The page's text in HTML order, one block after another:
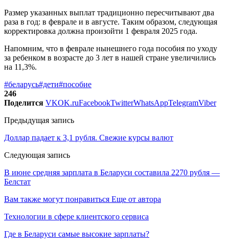
Размер указанных выплат традиционно пересчитывают два
раза в год: в феврале и в августе. Таким образом, следующая
корректировка должна произойти 1 февраля 2025 года.
Напомним, что в феврале нынешнего года пособия по уходу
за ребенком в возрасте до 3 лет в нашей стране увеличились
на 11,3%.
#беларусь#дети#пособие
246
Поделится VKOK.ruFacebookTwitterWhatsAppTelegramViber
Предыдущая запись
Доллар падает к 3,1 рубля. Свежие курсы валют
Следующая запись
В июне средняя зарплата в Беларуси составила 2270 рубля —
Белстат
Вам также могут понравиться Еще от автора
Технологии в сфере клиентского сервиса
Где в Беларуси самые высокие зарплаты?